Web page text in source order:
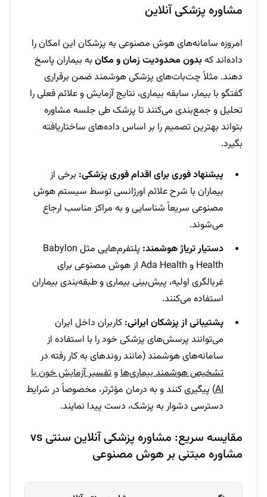
مشاوره پزشکی آنلاین
امروزه سامانه‌های هوش مصنوعی به پزشکان این امکان را
داده‌اند کهبدون محدودیت زمان و مکان به بیماران پاسخ
دهند. مثلاً چت‌بات‌های پزشکی هوشمند ضمن برقراری
گفتگو با بیمار، سابقه بیماری، نتایج آزمایش و علائم فعلی را
تحلیل و جمع‌بندی می‌کنند تا پزشک طی جلسه مشاوره
بتواند بهترین تصمیم را بر اساس داده‌های ساختاریافته
بگیرد.
پیشنهاد فوری برای اقدام فوری پزشکی: برخی از
بیماران با شرح علائم اورژانسی توسط سیستم هوش
مصنوعی سریعاً شناسایی و به مراکز مناسب ارجاع
می‌شوند.
دستیار تریاژ هوشمند:
پلتفرم‌هایی مثل Babylon
Health و Ada Health از هوش مصنوعی برای
غربالگری اولیه، پیش‌بینی بیماری و طبقه‌بندی بیماران
استفاده می‌کنند.
پشتیبانی از پزشکان ایرانی: کاربران داخل ایران
می‌توانند پرسش‌های پزشکی خود را با استفاده از
سامانه‌های هوشمند (مانند روندهای به کار رفته در
تشخیص هوشمند بیماری‌هاوتفسیر آزمایش خون با
AI) پیگیری کنند و به درمان مؤثرتر، مخصوصاً در شرایط
دسترسی دشوار به پزشک، دست پیدا نمایند.
مقایسه سریع: مشاوره پزشکی آنلاین سنتی vs
مشاوره مبتنی بر هوش مصنوعی